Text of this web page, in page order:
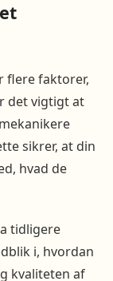
flere faktorer,
det vigtigt at
sikrer, at din
hvad de
tidligere
i, hvordan
kvaliteten af